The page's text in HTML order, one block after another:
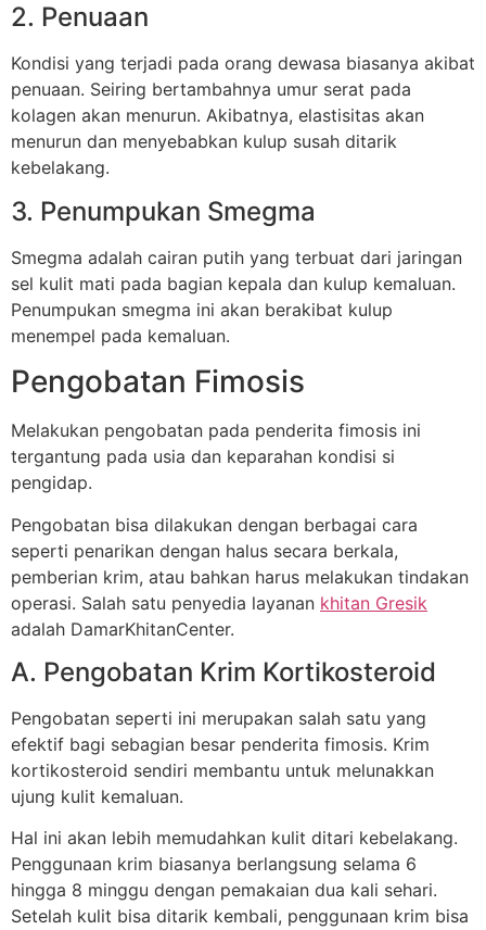
2. Penuaan
Kondisi yang terjadi pada orang dewasa biasanya akibat
penuaan. Seiring bertambahnya umur serat pada
kolagen akan menurun. Akibatnya, elastisitas akan
menurun dan menyebabkan kulup susah ditarik
kebelakang.
3. Penumpukan Smegma
Smegma adalah cairan putih yang terbuat dari jaringan
sel kulit mati pada bagian kepala dan kulup kemaluan.
Penumpukan smegma ini akan berakibat kulup
menempel pada kemaluan.
Pengobatan Fimosis
Melakukan pengobatan pada penderita fimosis ini
tergantung pada usia dan keparahan kondisi si
pengidap.
Pengobatan bisa dilakukan dengan berbagai cara
seperti penarikan dengan halus secara berkala,
pemberian krim, atau bahkan harus melakukan tindakan
operasi. Salah satu penyedia layanan khitan Gresik
adalah DamarKhitanCenter.
A. Pengobatan Krim Kortikosteroid
Pengobatan seperti ini merupakan salah satu yang
efektif bagi sebagian besar penderita fimosis. Krim
kortikosteroid sendiri membantu untuk melunakkan
ujung kulit kemaluan.
Hal ini akan lebih memudahkan kulit ditari kebelakang.
Penggunaan krim biasanya berlangsung selama 6
hingga 8 minggu dengan pemakaian dua kali sehari.
Setelah kulit bisa ditarik kembali, penggunaan krim bisa